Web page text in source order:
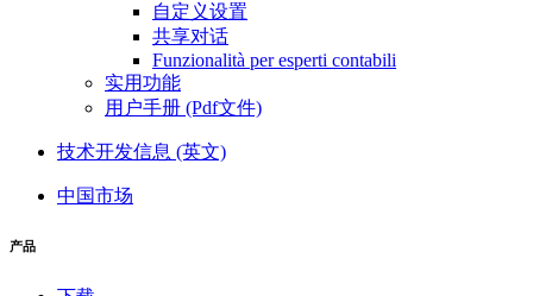
自定义设置
共享对话
Funzionalità per esperti contabili
实用功能
用户手册 (Pdf文件)
技术开发信息 (英文)
中国市场
产品